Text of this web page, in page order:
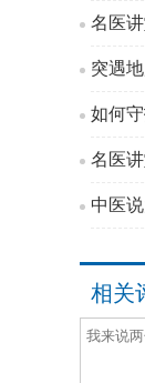
名医
突遇
如何
名医
中医
相关